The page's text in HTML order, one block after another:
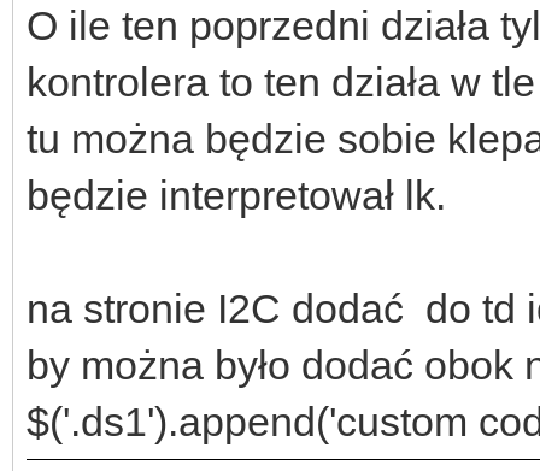
O ile ten poprzedni działa
kontrolera to ten działa w
tu można będzie sobie
będzie interpretował lk.
na stronie I2C dodać do td
by można było dodać obok
$('.ds1').append('custom